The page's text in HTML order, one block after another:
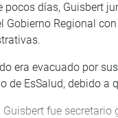
pocos días, Guisbert
Regional
era evacuado por
de EsSalud, debido a
fue